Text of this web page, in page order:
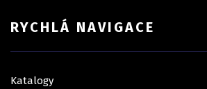
RYCHLÁ NAVIGACE
Katalogy